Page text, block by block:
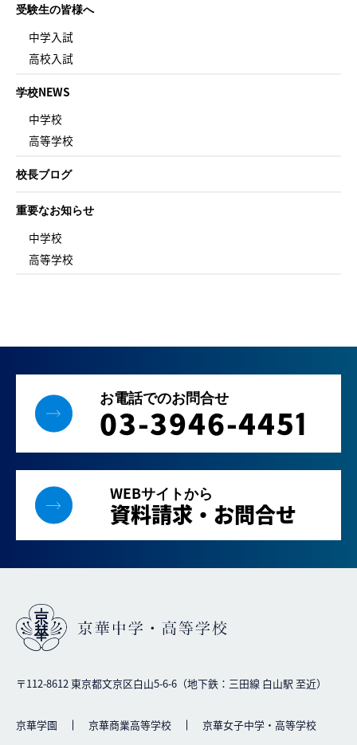
受験生の皆様へ
中学入試
高校入試
学校NEWS
中学校
高等学校
校長ブログ
重要なお知らせ
中学校
高等学校
お電話でのお問合せ
03-3946-4451
WEBサイトから
資料請求・お問合せ
〒112-8612 東京都文京区白山5-6-6（地下鉄：三田線 白山駅 至近）
京華学園 京華商業高等学校 京華女子中学・高等学校